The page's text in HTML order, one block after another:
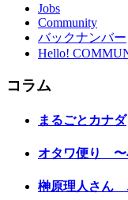
Jobs
Community
バックナンバー
Hello!
コラム
まるごとカナダ
オタワ便り 〜
榊原理人さん